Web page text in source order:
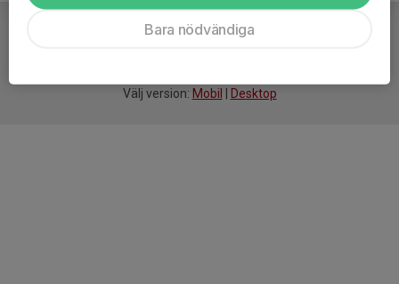
Välj version: Mobil Desktop
Bara nödvändiga